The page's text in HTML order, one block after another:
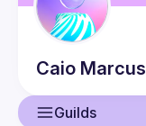
Caio Marcus
Guilds